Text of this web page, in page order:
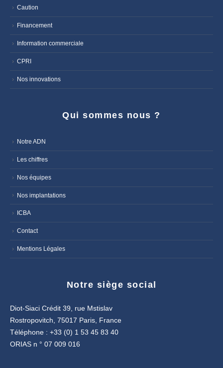
Caution
Financement
Information commerciale
CPRI
Nos innovations
Qui sommes nous ?
Notre ADN
Les chiffres
Nos équipes
Nos implantations
ICBA
Contact
Mentions Légales
Notre siège social
Diot-Siaci Crédit 39, rue Mstislav
Rostropovitch, 75017 Paris, France
Téléphone : +33 (0) 1 53 45 83 40
ORIAS n ° 07 009 016